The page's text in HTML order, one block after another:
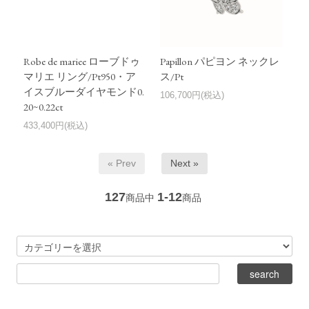
Robe de mariee ローブドゥ
マリエ リング/Pt950・ア
イスブルーダイヤモンド0.
20~0.22ct
433,400円(税込)
Papillon パピヨン ネックレ
ス/Pt
106,700円(税込)
« Prev Next »
127商品中 1-12商品